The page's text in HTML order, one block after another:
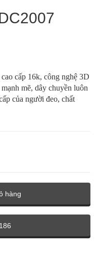
cấp 16k, công nghệ 3D
mẽ, dây chuyền luôn
của người đeo, chất
hàng